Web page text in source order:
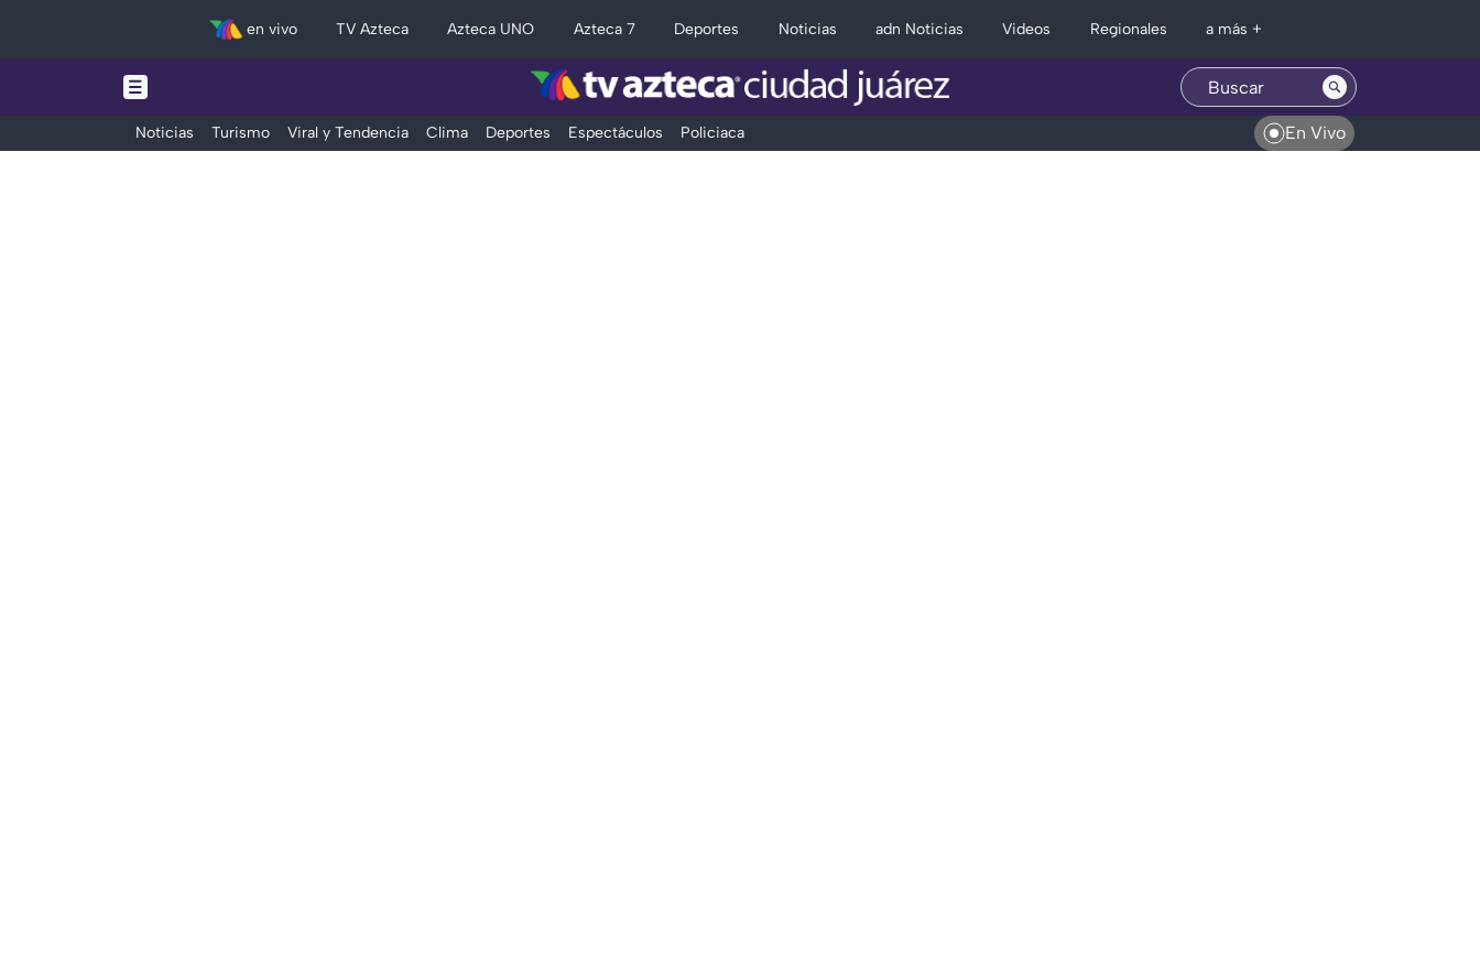
en vivo TV Azteca Azteca UNO Azteca 7 Deportes Noticias adn Noticias Videos Regionales a más +
Noticias Turismo Viral y Tendencia Clima Deportes Espectáculos Policiaca En Vivo